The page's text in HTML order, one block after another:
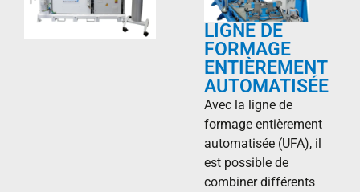
LIGNE DE
FORMAGE
ENTIÈREMENT
AUTOMATISÉE
Avec la ligne de
formage entièrement
automatisée (UFA), il
est possible de
combiner différents